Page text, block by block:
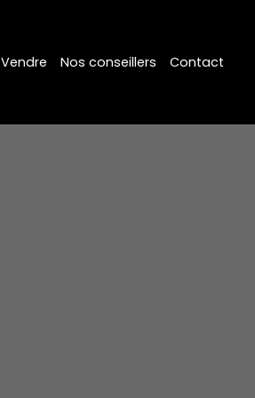
Vendre Nos conseillers Contact